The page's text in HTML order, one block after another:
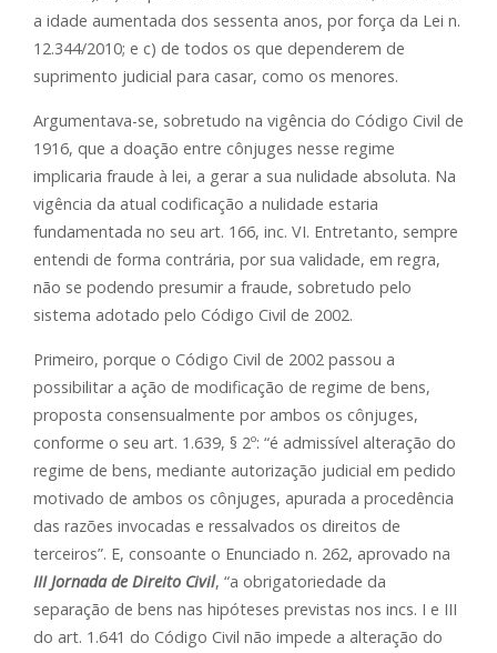
a idade aumentada dos sessenta anos, por força da Lei n.
12.344/2010; e c) de todos os que dependerem de
suprimento judicial para casar, como os menores.
Argumentava-se, sobretudo na vigência do Código Civil de
1916, que a doação entre cônjuges nesse regime
implicaria fraude à lei, a gerar a sua nulidade absoluta. Na
vigência da atual codificação a nulidade estaria
fundamentada no seu art. 166, inc. VI. Entretanto, sempre
entendi de forma contrária, por sua validade, em regra,
não se podendo presumir a fraude, sobretudo pelo
sistema adotado pelo Código Civil de 2002.
Primeiro, porque o Código Civil de 2002 passou a
possibilitar a ação de modificação de regime de bens,
proposta consensualmente por ambos os cônjuges,
conforme o seu art. 1.639, § 2º: “é admissível alteração do
regime de bens, mediante autorização judicial em pedido
motivado de ambos os cônjuges, apurada a procedência
das razões invocadas e ressalvados os direitos de
terceiros”. E, consoante o Enunciado n. 262, aprovado na
III Jornada de Direito Civil, “a obrigatoriedade da
separação de bens nas hipóteses previstas nos incs. I e III
do art. 1.641 do Código Civil não impede a alteração do